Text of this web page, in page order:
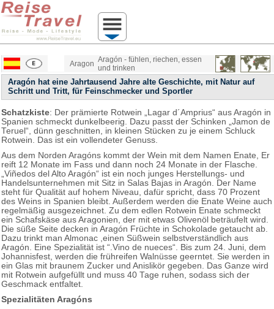
Aragon Aragón - fühlen, riechen, essen
und trinken
Aragón hat eine Jahrtausend Jahre alte Geschichte, mit Natur auf
Schritt und Tritt, für Feinschmecker und Sportler
Schatzkiste: Der prämierte Rotwein „Lagar d´Amprius“ aus Aragón in
Spanien schmeckt dunkelbeerig. Dazu passt der Schinken „Jamon de
Teruel“, dünn geschnitten, in kleinen Stücken zu je einem Schluck
Rotwein. Das ist ein vollendeter Genuss.
Aus dem Norden Aragóns kommt der Wein mit dem Namen Enate, Er
reift 12 Monate im Fass und dann noch 24 Monate in der Flasche.
„Viñedos del Alto Aragón“ ist ein noch junges Herstellungs- und
Handelsunternehmen mit Sitz in Salas Bajas in Aragón. Der Name
steht für Qualität auf hohem Niveau, dafür spricht, dass 70 Prozent
des Weins in Spanien bleibt. Außerdem werden die Enate Weine auch
regelmäßig ausgezeichnet. Zu dem edlen Rotwein Enate schmeckt
ein Schafskäse aus Aragonien, der mit etwas Olivenöl beträufelt wird.
Die süße Seite decken in Aragón Früchte in Schokolade getaucht ab.
Dazu trinkt man Almonac ,einen Süßwein selbstverständlich aus
Aragón. Eine Spezialität ist “.Vino de nueces“. Bis zum 24. Juni, dem
Johannisfest, werden die frühreifen Walnüsse geerntet. Sie werden in
ein Glas mit braunem Zucker und Anislikör gegeben. Das Ganze wird
mit Rotwein aufgefüllt und muss 40 Tage ruhen, sodass sich der
Geschmack entfaltet.
Spezialitäten Aragóns